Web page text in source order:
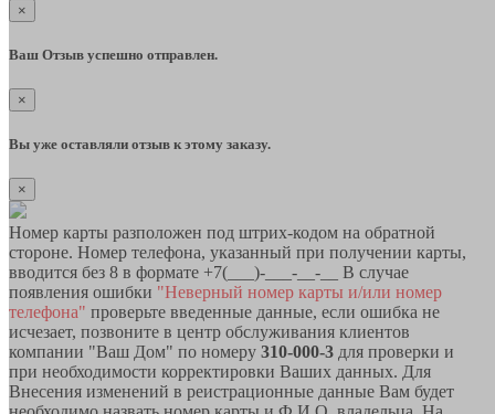
×
Ваш Отзыв успешно отправлен.
×
Вы уже оставляли отзыв к этому заказу.
×
Номер карты разположен под штрих-кодом на обратной
стороне. Номер телефона, указанный при получении карты,
вводится без 8 в формате +7(___)-___-__-__ В случае
появления ошибки "Неверный номер карты и/или номер
телефона" проверьте введенные данные, если ошибка не
исчезает, позвоните в центр обслуживания клиентов
компании "Ваш Дом" по номеру 310-000-3 для проверки и
при необходимости корректировки Ваших данных. Для
Внесения изменений в реистрационные данные Вам будет